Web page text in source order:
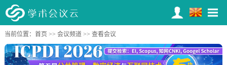
当前位置： 首页 >> 会议频道>> 查看会议